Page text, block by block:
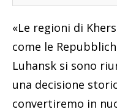
«Le regioni di
come le
Luhansk si sono
una decisione
convertiremo in